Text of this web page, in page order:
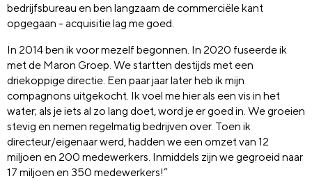
bedrijfsbureau en ben langzaam de commerciële kant
opgegaan - acquisitie lag me goed.
In 2014 ben ik voor mezelf begonnen. In 2020 fuseerde ik
met de Maron Groep. We startten destijds met een
driekoppige directie. Een paar jaar later heb ik mijn
compagnons uitgekocht. Ik voel me hier als een vis in het
water; als je iets al zo lang doet, word je er goed in. We groeien
stevig en nemen regelmatig bedrijven over. Toen ik
directeur/eigenaar werd, hadden we een omzet van 12
miljoen en 200 medewerkers. Inmiddels zijn we gegroeid naar
17 miljoen en 350 medewerkers!”